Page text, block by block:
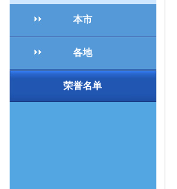
本市
各地
荣誉名单